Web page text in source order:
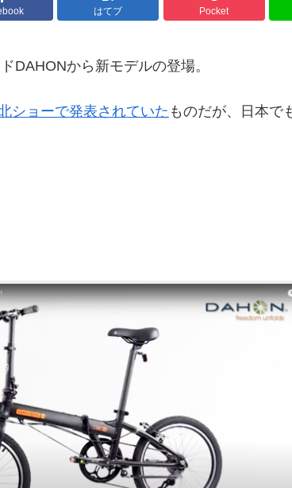
はてブ Pocket
DAHONから新モデルの登場。
ショーで発表されていた ものだが、日本で